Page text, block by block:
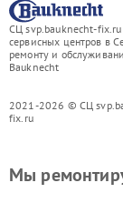
СЦ svp.bauknecht-fix.ru
сервисных центров в
ремонту и
Bauknecht
2021-2026 © СЦ
fix.ru
Мы